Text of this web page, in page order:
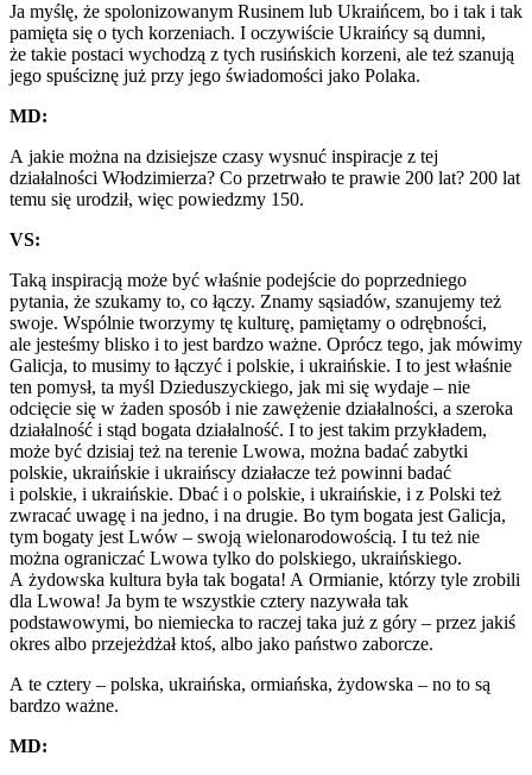
Ja myślę, że spolonizowanym Rusinem lub Ukraińcem, bo i tak i tak
pamięta się o tych korzeniach. I oczywiście Ukraińcy są dumni,
że takie postaci wychodzą z tych rusińskich korzeni, ale też szanują
jego spuściznę już przy jego świadomości jako Polaka.
MD:
A jakie można na dzisiejsze czasy wysnuć inspiracje z tej
działalności Włodzimierza? Co przetrwało te prawie 200 lat? 200 lat
temu się urodził, więc powiedzmy 150.
VS:
Taką inspiracją może być właśnie podejście do poprzedniego
pytania, że szukamy to, co łączy. Znamy sąsiadów, szanujemy też
swoje. Wspólnie tworzymy tę kulturę, pamiętamy o odrębności,
ale jesteśmy blisko i to jest bardzo ważne. Oprócz tego, jak mówimy
Galicja, to musimy to łączyć i polskie, i ukraińskie. I to jest właśnie
ten pomysł, ta myśl Dzieduszyckiego, jak mi się wydaje – nie
odcięcie się w żaden sposób i nie zawężenie działalności, a szeroka
działalność i stąd bogata działalność. I to jest takim przykładem,
może być dzisiaj też na terenie Lwowa, można badać zabytki
polskie, ukraińskie i ukraińscy działacze też powinni badać
i polskie, i ukraińskie. Dbać i o polskie, i ukraińskie, i z Polski też
zwracać uwagę i na jedno, i na drugie. Bo tym bogata jest Galicja,
tym bogaty jest Lwów – swoją wielonarodowością. I tu też nie
można ograniczać Lwowa tylko do polskiego, ukraińskiego.
A żydowska kultura była tak bogata! A Ormianie, którzy tyle zrobili
dla Lwowa! Ja bym te wszystkie cztery nazywała tak
podstawowymi, bo niemiecka to raczej taka już z góry – przez jakiś
okres albo przejeżdżał ktoś, albo jako państwo zaborcze.
A te cztery – polska, ukraińska, ormiańska, żydowska – no to są
bardzo ważne.
MD: